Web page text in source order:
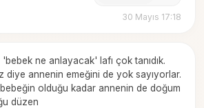
30 Mayıs 17:18
'bebek ne anlayacak' lafı çok tanıdık.
diye annenin emeğini de yok sayıyorlar.
olduğu kadar annenin de doğum
düzen